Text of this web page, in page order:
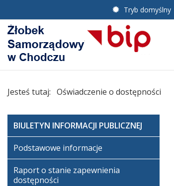
Tryb domyślny
Jesteś tutaj: Oświadczenie o dostępności
BIULETYN INFORMACJI PUBLICZNEJ
Podstawowe informacje
Raport o stanie zapewnienia
dostępności